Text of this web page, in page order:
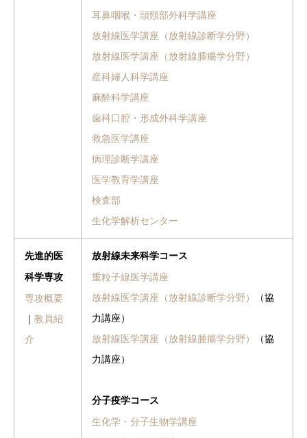
耳鼻咽喉・頭頸部外科学講座
放射線医学講座（放射線診断学分野）
放射線医学講座（放射線腫瘍学分野）
産科婦人科学講座
麻酔科学講座
歯科口腔・形成外科学講座
救急医学講座
病理診断学講座
医学教育学講座
検査部
生化学解析センター
先進的医
科学専攻
専攻概要
｜ 教員紹
介
放射線未来科学コース
重粒子線医学講座
放射線医学講座（放射線診断学分野）
（協
力講座）
放射線医学講座（放射線腫瘍学分野）
（協
力講座）
分子疫学コース
生化学・分子生物学講座